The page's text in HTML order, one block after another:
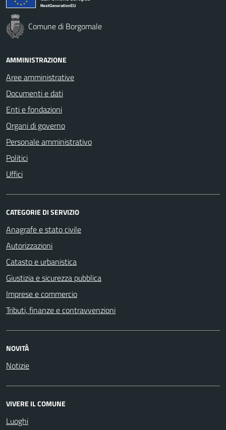
Comune di Borgomale
AMMINISTRAZIONE
Aree amministrative
Documenti e dati
Enti e fondazioni
Organi di governo
Personale amministrativo
Politici
Uffici
CATEGORIE DI SERVIZIO
Anagrafe e stato civile
Autorizzazioni
Catasto e urbanistica
Giustizia e sicurezza pubblica
Imprese e commercio
Tributi, finanze e contravvenzioni
NOVITÀ
Notizie
VIVERE IL COMUNE
Luoghi